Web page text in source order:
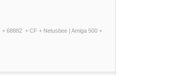
68882 + CF + Netusbee | Amiga 500 +